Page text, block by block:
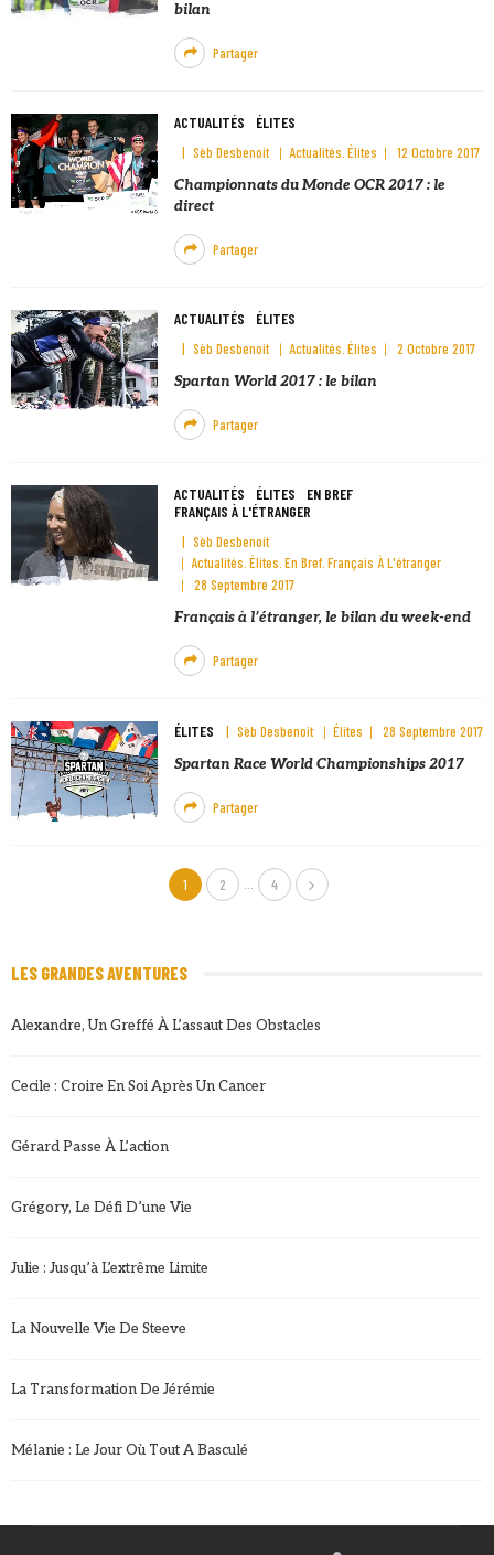
bilan
Partager
ACTUALITÉS ÉLITES
Sèb Desbenoit Actualités Élites
12 Octobre 2017
Championnats du Monde OCR 2017 : le
direct
Partager
ACTUALITÉS ÉLITES
Sèb Desbenoit Actualités Élites
2 Octobre 2017
Spartan World 2017 : le bilan
Partager
ACTUALITÉS ÉLITES
EN BREF
FRANÇAIS À L'ÉTRANGER
Sèb Desbenoit
Actualités Élites En Bref Français À L'étranger
28 Septembre 2017
Français à l’étranger, le bilan du week-end
Partager
ÉLITES Sèb Desbenoit Élites
28 Septembre 2017
Spartan Race World Championships 2017
Partager
1 2 … 4
LES GRANDES AVENTURES
Alexandre, Un Greffé À L’assaut Des Obstacles
Cecile : Croire En Soi Après Un Cancer
Gérard Passe À L’action
Grégory, Le Défi D’une Vie
Julie : Jusqu’à L’extrême Limite
La Nouvelle Vie De Steeve
La Transformation De Jérémie
Mélanie : Le Jour Où Tout A Basculé